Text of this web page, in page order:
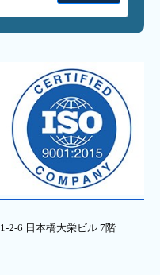
2-6 日本橋大栄ビル 7階